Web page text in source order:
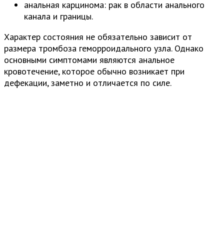
анальная карцинома: рак в области анального
канала и границы.
Характер состояния не обязательно зависит от
размера тромбоза геморроидального узла. Однако
основными симптомами являются анальное
кровотечение, которое обычно возникает при
дефекации, заметно и отличается по силе.